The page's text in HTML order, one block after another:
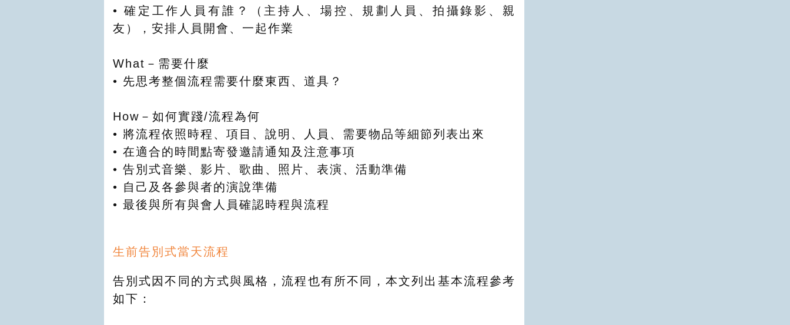
• 確定工作人員有誰？（主持人、場控、規劃人員、拍攝錄影、親
友），安排人員開會、一起作業
What－需要什麼
• 先思考整個流程需要什麼東西、道具？
How－如何實踐/流程為何
• 將流程依照時程、項目、說明、人員、需要物品等細節列表出來
• 在適合的時間點寄發邀請通知及注意事項
• 告別式音樂、影片、歌曲、照片、表演、活動準備
• 自己及各參與者的演說準備
• 最後與所有與會人員確認時程與流程
生前告別式當天流程
告別式因不同的方式與風格，流程也有所不同，本文列出基本流程參考
如下：